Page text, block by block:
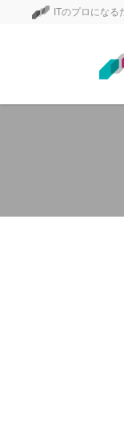
ITのプロにな